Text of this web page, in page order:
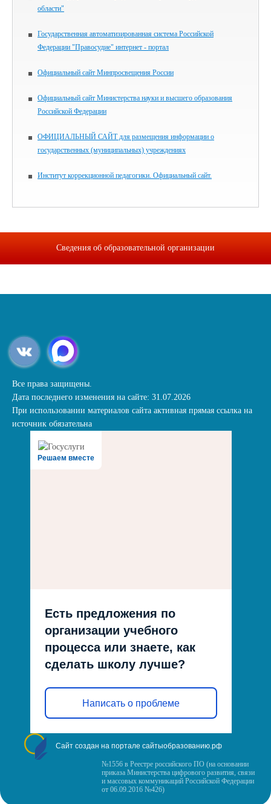
области"
Государственная автоматизированная система Российской
Федерации "Правосудие" интернет - портал
Официальный сайт Минпросвещения России
Официальный сайт Министерства науки и высшего образования
Российской Федерации
ОФИЦИАЛЬНЫЙ САЙТ для размещения информации о
государственных (муниципальных) учреждениях
Институт коррекционной педагогики. Официальный сайт.
Сведения об образовательной организации
Все права защищены.
Дата последнего изменения на сайте: 31.07.2026
При использовании материалов сайта активная прямая ссылка на
источник обязательна
Решаем вместе
Есть предложения по
организации учебного
процесса или знаете, как
сделать школу лучше?
Написать о проблеме
Сайт создан на портале сайтыобразованию.рф
№1556 в Реестре российского ПО (на основании
приказа Министерства цифрового развития, связи
и массовых коммуникаций Российской Федерации
от 06.09.2016 №426)